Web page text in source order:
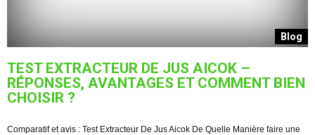
Blog
TEST EXTRACTEUR DE JUS AICOK –
RÉPONSES, AVANTAGES ET COMMENT BIEN
CHOISIR ?
Comparatif et avis : Test Extracteur De Jus Aicok De Quelle Manière faire une